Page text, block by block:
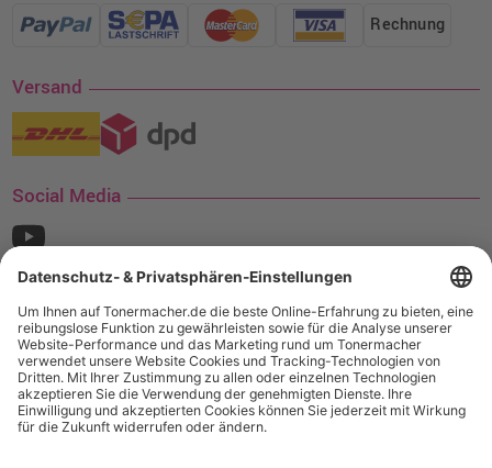
Rechnung
Versand
Social Media
¹ Nur gültig für den Versand innerhalb Deutschlands. Befindet sich ein Warenwert
von mindestens 35€ (inkl. Mwst.) an Ampertec Artikeln in Ihrem Warenkorb, ist der
Versand für Sie kostenfrei.